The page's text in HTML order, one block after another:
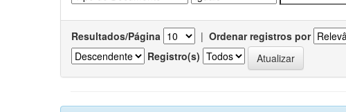
Resultados/Página | Ordenar registros por
Registro(s)